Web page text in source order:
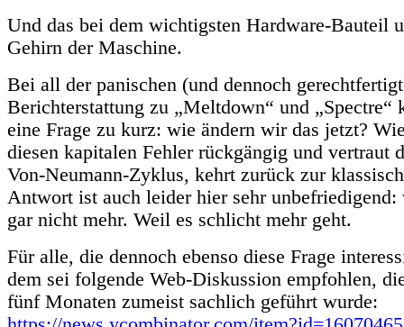
Und das bei dem wichtigsten Hardware-Bauteil
Gehirn der Maschine.
Bei all der panischen (und dennoch
Berichterstattung zu „Meltdown“ und „Spectre“
eine Frage zu kurz: wie ändern wir das jetzt?
diesen kapitalen Fehler rückgängig und vertraut
Von-Neumann-Zyklus, kehrt zurück zur
Antwort ist auch leider hier sehr unbefriedigend:
gar nicht mehr. Weil es schlicht mehr geht.
Für alle, die dennoch ebenso diese Frage
dem sei folgende Web-Diskussion empfohlen,
fünf Monaten zumeist sachlich geführt wurde: